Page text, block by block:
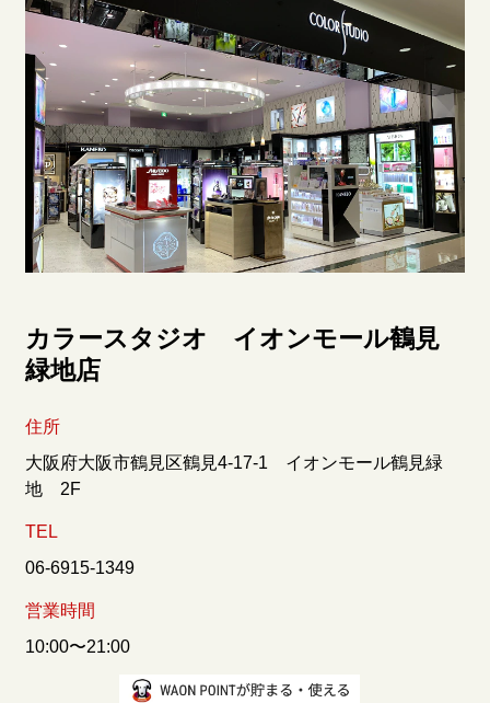
カラースタジオ イオンモール鶴見
緑地店
住所
大阪府大阪市鶴見区鶴見4-17-1 イオンモール鶴見緑
地 2F
TEL
06-6915-1349
営業時間
10:00〜21:00